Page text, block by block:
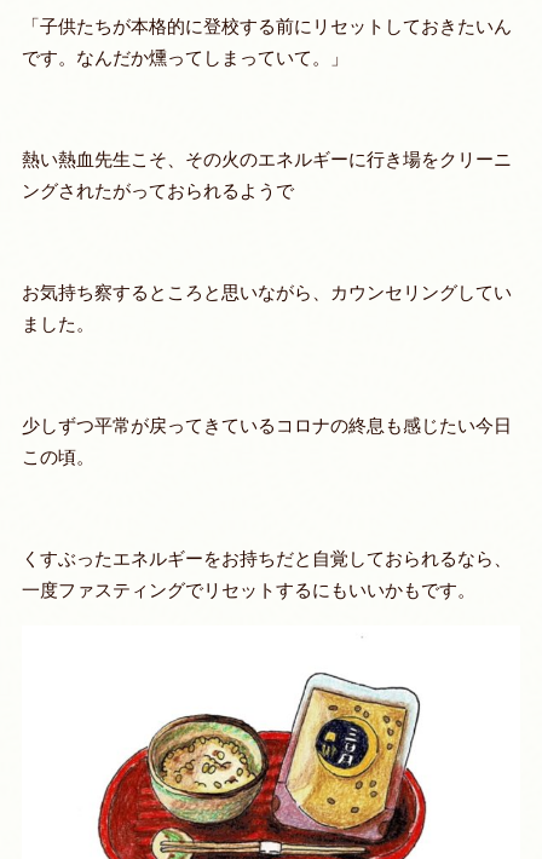
「子供たちが本格的に登校する前にリセットしておきたいん
です。なんだか燻ってしまっていて。」
熱い熱血先生こそ、その火のエネルギーに行き場をクリーニ
ングされたがっておられるようで
お気持ち察するところと思いながら、カウンセリングしてい
ました。
少しずつ平常が戻ってきているコロナの終息も感じたい今日
この頃。
くすぶったエネルギーをお持ちだと自覚しておられるなら、
一度ファスティングでリセットするにもいいかもです。